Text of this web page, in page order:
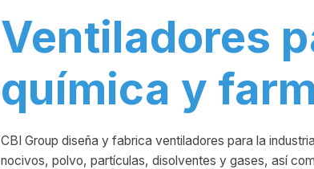
Ventiladores
química y
CBI Group diseña y fabrica ventiladores para la
nocivos, polvo, partículas, disolventes y gases, así